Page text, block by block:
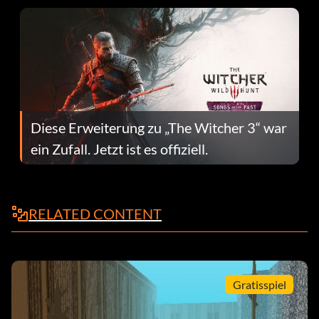
Diese Erweiterung zu „The Witcher 3“ war
ein Zufall. Jetzt ist es offiziell.
RELATED CONTENT
Gratisspiel